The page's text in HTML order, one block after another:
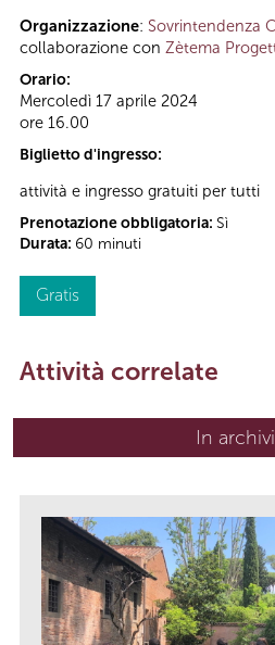
Organizzazione: Sovrintendenza
collaborazione con Zètema
Orario:
Mercoledì 17 aprile 2024
ore 16.00
Biglietto d'ingresso:
attività e ingresso gratuiti per tutti
Prenotazione obbligatoria: Sì
Durata: 60 minuti
Gratis
Attività correlate
In